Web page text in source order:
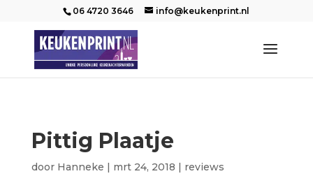
06 4720 3646 info@keukenprint.nl
Pittig Plaatje
door Hanneke | mrt 24, 2018 | reviews